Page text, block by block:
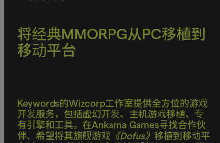
将经典MMORPG从PC移植到
移动平台
Keywords的Wizcorp工作室提供全方位的游戏
开发服务，包括虚幻开发、主机游戏移植、专
有引擎和工具。在Ankama Games寻找合作伙
伴、希望将其旗舰游戏 《Dofus》 移植到移动平